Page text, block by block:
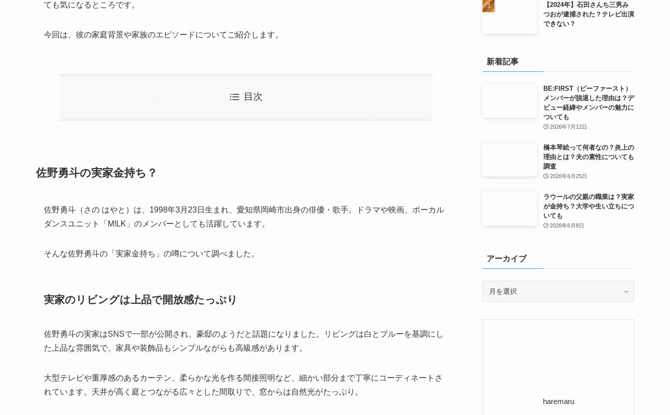
ても気になるところです。
今回は、彼の家庭背景や家族のエピソードについてご紹介します。
目次
佐野勇斗の実家金持ち？
佐野勇斗（さの はやと）は、1998年3月23日生まれ、愛知県岡崎市出身の俳優・歌手。ドラマや映画、ボーカル
ダンスユニット「M!LK」のメンバーとしても活躍しています。
そんな佐野勇斗の「実家金持ち」の噂について調べました。
実家のリビングは上品で開放感たっぷり
佐野勇斗の実家はSNSで一部が公開され、豪邸のようだと話題になりました。リビングは白とブルーを基調にし
た上品な雰囲気で、家具や装飾品もシンプルながらも高級感があります。
大型テレビや重厚感のあるカーテン、柔らかな光を作る間接照明など、細かい部分まで丁寧にコーディネートさ
れています。天井が高く庭とつながる広々とした間取りで、窓からは自然光がたっぷり。
【2024年】石田さんち三男み
つおが逮捕された？テレビ出演
できない？
新着記事
BE:FIRST（ビーファースト）
メンバーが脱退した理由は？デ
ビュー経緯やメンバーの魅力に
ついても
2026年7月12日
橋本琴絵って何者なの？炎上の
理由とは？夫の素性についても
調査
2026年6月25日
ラウールの父親の職業は？実家
が金持ち？大学や生い立ちにつ
いても
2026年6月8日
アーカイブ
イ
haremaru